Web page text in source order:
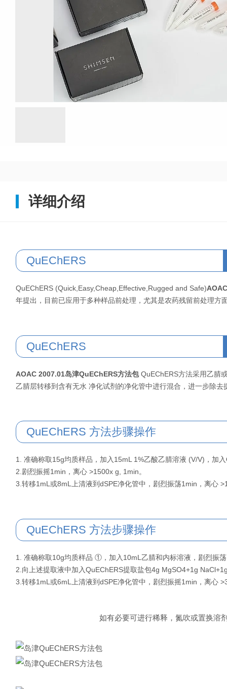
详细介绍
QuEChERS
QuEChERS (Quick,Easy,Cheap,Effective,Rugged and Safe)
年提出，目前已应用于多种样品前处理，尤其是农药残留前处理方
QuEChERS
AOAC 2007.01岛津QuEChERS方法包QuEChERS方法采用乙腈
乙腈层转移到含有无水 净化试剂的净化管中进行混合，进一步除
QuEChERS 方法步骤操作
1. 准确称取15g均质样品，加入15mL 1%乙酸乙腈溶液 (V/V)，加
2.剧烈振摇1min，离心 >1500x g, 1min。
3.转移1mL或8mL上清液到dSPE净化管中，剧烈振荡1min，离心
QuEChERS 方法步骤操作
1. 准确称取10g均质样品 ①，加入10mL乙腈和内标溶液，剧烈振
2.向上述提取液中加入QuEChERS提取盐包4g MgSO4+1g
3.转移1mL或6mL上清液到dSPE净化管中，剧烈振摇1min，离心
如有必要可进行稀释，氮吹或置换溶